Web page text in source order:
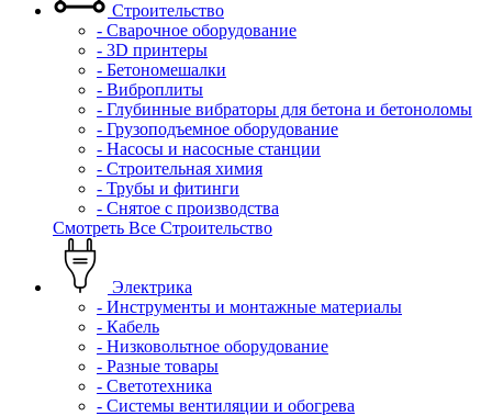
Строительство
- Сварочное оборудование
- 3D принтеры
- Бетономешалки
- Виброплиты
- Глубинные вибраторы для бетона и бетоноломы
- Грузоподъемное оборудование
- Насосы и насосные станции
- Строительная химия
- Трубы и фитинги
- Снятое с производства
Смотреть Все Строительство
Электрика
- Инструменты и монтажные материалы
- Кабель
- Низковольтное оборудование
- Разные товары
- Светотехника
- Системы вентиляции и обогрева